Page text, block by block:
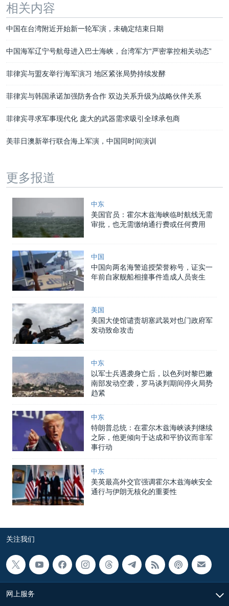
相关内容
中国在台湾附近开始新一轮军演，未确定结束日期
中国海军辽宁号航母进入巴士海峡，台湾军方“严密掌控相关动态”
菲律宾与盟友举行海军演习 地区紧张局势持续发酵
菲律宾与韩国承诺加强防务合作 双边关系升级为战略伙伴关系
菲律宾寻求军事现代化 庞大的武器需求吸引全球承包商
美菲日澳新举行联合海上军演，中国同时间演训
更多报道
中东
美国官员：霍尔木兹海峡临时航线无需
审批，也无需缴纳通行费或任何费用
中国
中国向两名海警追授荣誉称号，证实一
年前自家舰船相撞事件造成人员丧生
美国
美国大使馆谴责胡塞武装对也门政府军
发动致命攻击
中东
以军士兵遇袭身亡后，以色列对黎巴嫩
南部发动空袭，罗马谈判期间停火局势
趋紧
中东
特朗普总统：在霍尔木兹海峡谈判继续
之际，他更倾向于达成和平协议而非军
事行动
中东
美英最高外交官强调霍尔木兹海峡安全
通行与伊朗无核化的重要性
关注我们
网上服务